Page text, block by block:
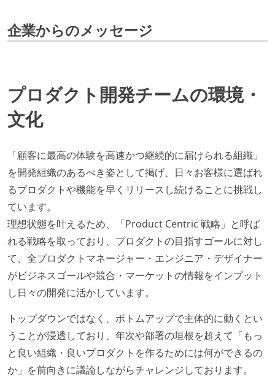
れ、参加者が自主的に参加している
OS やエディタ、IDE といった個人の環境は、各自の責
任で好きなものを使うことができる
企画を決定する場に、実装を担当する開発メンバーが
タスクの見積もりは、実装を担当するメンバーが中心
となって行う
全体のスケジュール管理は、途中の成果を随時確認し
ながら、納期または盛り込む機能を柔軟に調整する形
で行う
プロダクトの開発言語やフレームワークなど主要な構
成技術は、基本的に最新版より1年以上ビハインドし
ていない
コード品質向上のための取り組み
本番にデプロイされるコードには、全てコードレビュ
ーまたはペアプログラミングを実施している
「リファクタリングは随時行われるべき」という価値
観をメンバー全員が共有しており、日常的に実施して
企業からのメッセージ
プロダクト開発チームの環境・
文化
「顧客に最高の体験を高速かつ継続的に届けられる組織」
を開発組織のあるべき姿として掲げ、日々お客様に選ばれ
るプロダクトや機能を早くリリースし続けることに挑戦し
ています。
理想状態を叶えるため、「Product Centric 戦略」と呼ば
れる戦略を取っており、プロダクトの目指すゴールに対し
て、全プロダクトマネージャー・エンジニア・デザイナー
がビジネスゴールや競合・マーケットの情報をインプット
し日々の開発に活かしています。
トップダウンではなく、ボトムアップで主体的に動くとい
うことが浸透しており、年次や部署の垣根を超えて「もっ
と良い組織・良いプロダクトを作るためには何ができるの
か」を前向きに議論しながらチャレンジしております。